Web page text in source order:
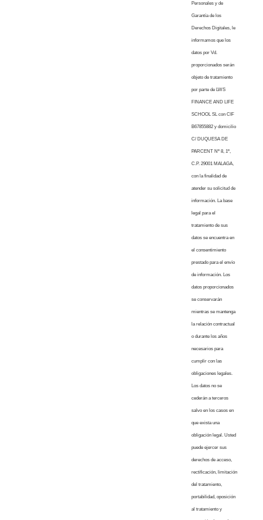
Personales y de
Garantía de los
Derechos Digitales, le
informamos que los
datos por Vd.
proporcionados serán
objeto de tratamiento
por parte de LWS
FINANCE AND LIFE
SCHOOL SL con CIF
B67855882 y domicilio
C/ DUQUESA DE
PARCENT Nº 8, 1º,
C.P. 29001 MALAGA,
con la finalidad de
atender su solicitud de
información. La base
legal para el
tratamiento de sus
datos se encuentra en
el consentimiento
prestado para el envío
de información. Los
datos proporcionados
se conservarán
mientras se mantenga
la relación contractual
o durante los años
necesarios para
cumplir con las
obligaciones legales.
Los datos no se
cederán a terceros
salvo en los casos en
que exista una
obligación legal. Usted
puede ejercer sus
derechos de acceso,
rectificación, limitación
del tratamiento,
portabilidad, oposición
al tratamiento y